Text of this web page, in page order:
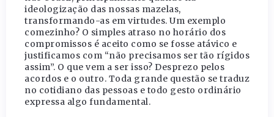
ideologização das nossas mazelas,
transformando-as em virtudes. Um exemplo
comezinho? O simples atraso no horário dos
compromissos é aceito como se fosse atávico e
justificamos com “não precisamos ser tão rígidos
assim”. O que vem a ser isso? Desprezo pelos
acordos e o outro. Toda grande questão se traduz
no cotidiano das pessoas e todo gesto ordinário
expressa algo fundamental.